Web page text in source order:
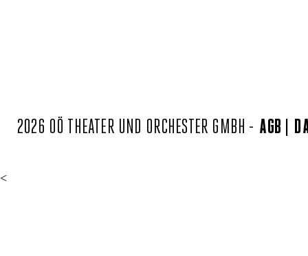
2026 OÖ THEATER UND ORCHESTER GMBH - AGB
<